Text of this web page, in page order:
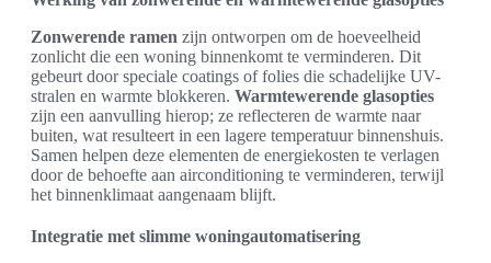
Zonwerende ramen zijn ontworpen om de hoeveelheid
zonlicht die een woning binnenkomt te verminderen. Dit
gebeurt door speciale coatings of folies die schadelijke UV-
stralen en warmte blokkeren. Warmtewerende glasopties
zijn een aanvulling hierop; ze reflecteren de warmte naar
buiten, wat resulteert in een lagere temperatuur binnenshuis.
Samen helpen deze elementen de energiekosten te verlagen
door de behoefte aan airconditioning te verminderen, terwijl
het binnenklimaat aangenaam blijft.
Integratie met slimme woningautomatisering